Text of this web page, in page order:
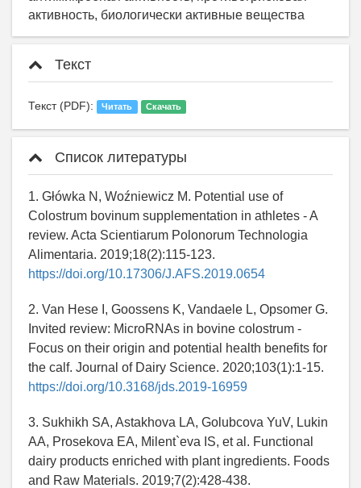
активность, биологически активные вещества
Текст
Текст (PDF): Читать Скачать
Список литературы
1. Główka N, Woźniewicz M. Potential use of
Colostrum bovinum supplementation in athletes - A
review. Acta Scientiarum Polonorum Technologia
Alimentaria. 2019;18(2):115-123.
https://doi.org/10.17306/J.AFS.2019.0654
2. Van Hese I, Goossens K, Vandaele L, Opsomer G.
Invited review: MicroRNAs in bovine colostrum -
Focus on their origin and potential health benefits for
the calf. Journal of Dairy Science. 2020;103(1):1-15.
https://doi.org/10.3168/jds.2019-16959
3. Sukhikh SA, Astakhova LA, Golubcova YuV, Lukin
AA, Prosekova EA, Milent`eva IS, et al. Functional
dairy products enriched with plant ingredients. Foods
and Raw Materials. 2019;7(2):428-438.